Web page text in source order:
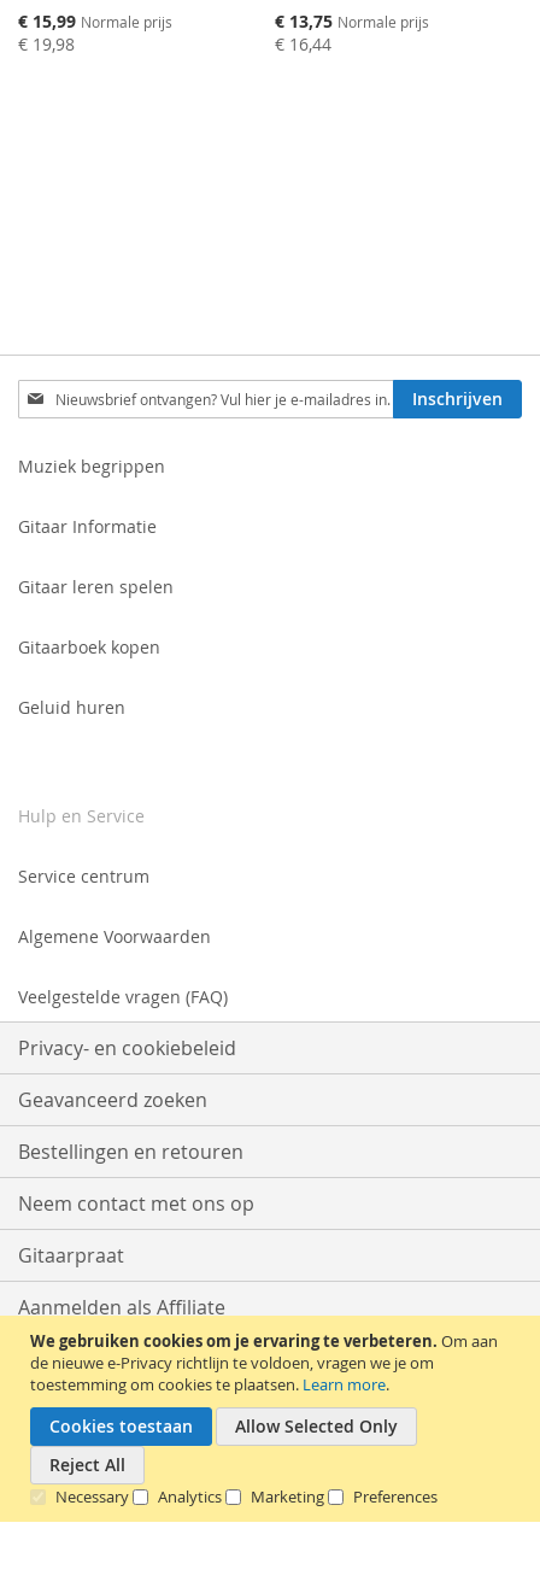
We gebruiken cookies om je ervaring te verbeteren. Om aan
de nieuwe e-Privacy richtlijn te voldoen, vragen we je om
toestemming om cookies te plaatsen. Learn more.
Cookies toestaan
Allow Selected Only
Reject All
Necessary Analytics Marketing Preferences
Speciale
prijs
€ 15,99 Normale prijs
€ 19,98
Speciale
prijs
€ 13,75 Normale prijs
€ 16,44
Schrijf
je
voor
Inschrijven
Muziek begrippen
Gitaar Informatie
Gitaar leren spelen
Gitaarboek kopen
Geluid huren
Hulp en Service
Service centrum
Algemene Voorwaarden
Veelgestelde vragen (FAQ)
Privacy- en cookiebeleid
Geavanceerd zoeken
Bestellingen en retouren
Neem contact met ons op
Gitaarpraat
Aanmelden als Affiliate
Start met Verkopen